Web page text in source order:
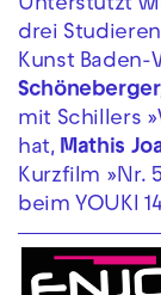
Unterstützt
drei
Kunst
mit Schillers
hat,Mathis
Kurzfilm »Nr.
beim YOUKI